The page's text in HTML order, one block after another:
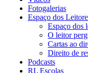
Fotogalerias
Espaço dos
Espaço dos
O leitor
Cartas ao
Direito de
Podcasts
RL Escolas